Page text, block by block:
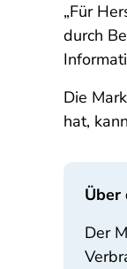
„Für
durch
Die
hat,
Der